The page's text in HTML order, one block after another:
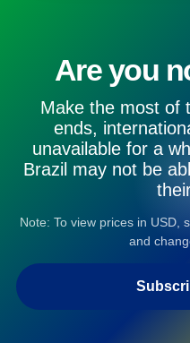
Are you
Make the most of
ends,
unavailable for a
Brazil may not be
Note: To view prices in USD,
and